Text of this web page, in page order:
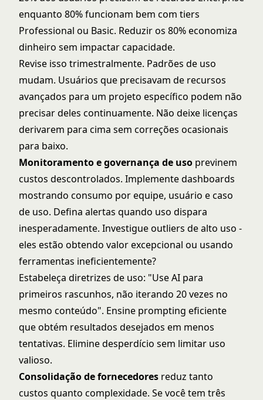
enquanto 80% funcionam bem com tiers
Professional ou Basic. Reduzir os 80% economiza
dinheiro sem impactar capacidade.
Revise isso trimestralmente. Padrões de uso
mudam. Usuários que precisavam de recursos
avançados para um projeto específico podem não
precisar deles continuamente. Não deixe licenças
derivarem para cima sem correções ocasionais
para baixo.
Monitoramento e governança de uso previnem
custos descontrolados. Implemente dashboards
mostrando consumo por equipe, usuário e caso
de uso. Defina alertas quando uso dispara
inesperadamente. Investigue outliers de alto uso -
eles estão obtendo valor excepcional ou usando
ferramentas ineficientemente?
Estabeleça diretrizes de uso: "Use AI para
primeiros rascunhos, não iterando 20 vezes no
mesmo conteúdo". Ensine prompting eficiente
que obtém resultados desejados em menos
tentativas. Elimine desperdício sem limitar uso
valioso.
Consolidação de fornecedores reduz tanto
custos quanto complexidade. Se você tem três